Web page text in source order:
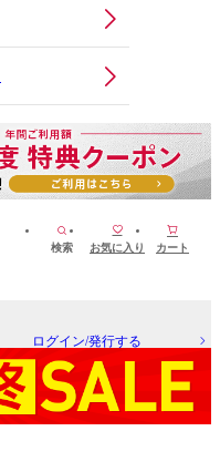
検索 お気に入り カート
ログイン/発行する